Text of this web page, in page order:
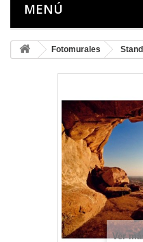
MENÚ
Fotomurales
Ver